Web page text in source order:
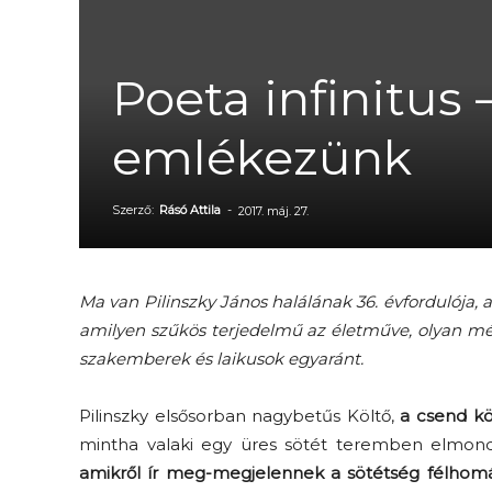
Poeta infinitus
emlékezünk
Szerző: Rásó Attila - 2017. máj. 27.
Ma van Pilinszky János halálának 36.
amilyen szűkös terjedelmű az életműve, olyan
szakemberek és laikusok egyaránt.
Pilinszky elsősorban nagybetűs Költő, a csend
mintha valaki egy üres sötét teremben
amikről ír meg-megjelennek a sötétség